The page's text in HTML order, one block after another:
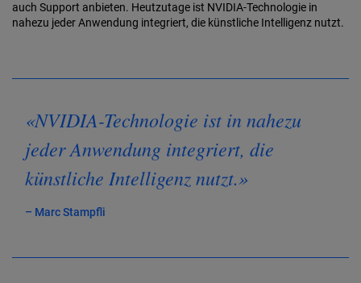
auch Support anbieten. Heutzutage ist NVIDIA-Technologie in
nahezu jeder Anwendung integriert, die künstliche Intelligenz nutzt.
«NVIDIA-Technologie ist in nahezu
jeder Anwendung integriert, die
künstliche Intelligenz nutzt.»
– Marc Stampfli